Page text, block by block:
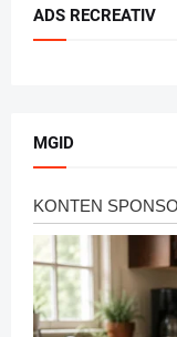
ADS RECREATIV
MGID